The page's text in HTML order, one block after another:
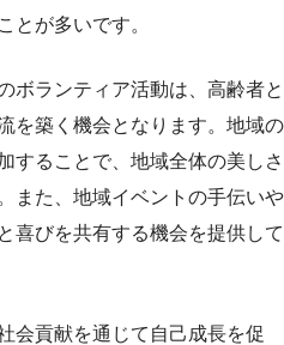
とが多いです。
ボランティア活動は、高齢者と
を築く機会となります。地域の
することで、地域全体の美しさ
また、地域イベントの手伝いや
喜びを共有する機会を提供して
会貢献を通じて自己成長を促